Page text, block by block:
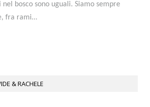
bosco sono uguali. Siamo sempre
fra rami…
& RACHELE